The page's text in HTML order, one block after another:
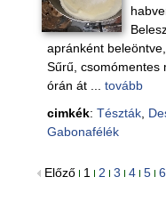
apránként
Sűrű, csomómentes
órán át ... tovább
cimkék: Tészták,
Gabonafélék
Előző 1 2 3 4 5 6